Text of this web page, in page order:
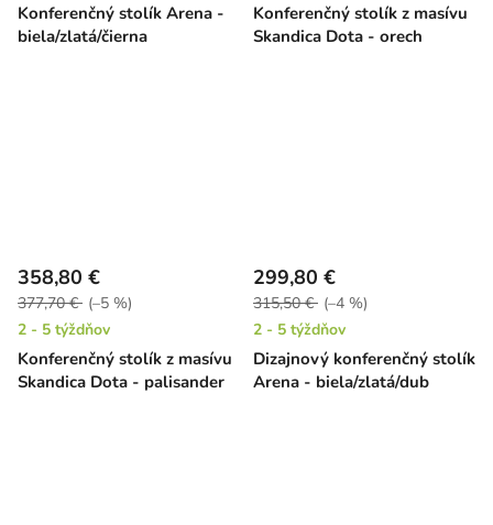
Konferenčný stolík Arena -
biela/zlatá/čierna
Konferenčný stolík z masívu
Skandica Dota - orech
Konferenčný stolík z masívu
Skandica Dota - palisander
358,80 €
377,70 € (–5 %)
2 - 5 týždňov
Dizajnový konferenčný stolík
Arena - biela/zlatá/dub
299,80 €
315,50 € (–4 %)
2 - 5 týždňov